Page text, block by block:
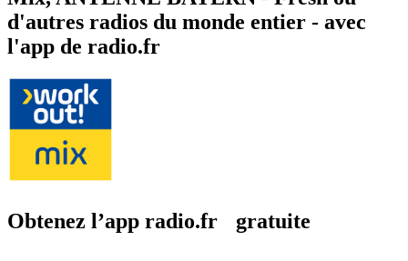
d'autres radios du monde entier - avec
l'app de radio.fr
Obtenez l’app radio.fr gratuite